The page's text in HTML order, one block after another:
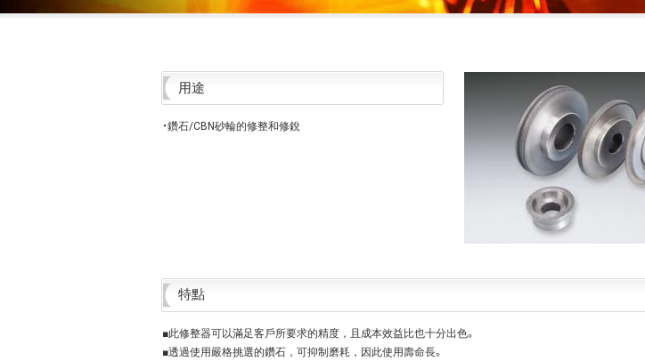
用途
・鑽石/CBN砂輪的修整和修銳
特點
■此修整器可以滿足客戶所要求的精度，且成本效益比也十分出色。
■透過使用嚴格挑選的鑽石，可抑制磨耗，因此使用壽命長。